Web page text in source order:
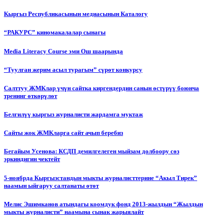
Кыргыз Республикасынын медиасынын Каталогу
“РАКУРС” киномакалалар сынагы
Media Literacy Сourse эми Ош шаарында
“Туулган жерим асыл турагым” сүрөт конкурсу
Салттуу ЖМКлар үчүн сайтка киргендердин санын өстүрүү боюнча
тренинг өткөрүлөт
Белгилүү кыргыз журналисти жардамга муктаж
Сайты жок ЖМКларга сайт ачып беребиз
Бегайым Усенова: КСДП демилгелеген мыйзам долбоору сөз
эркиндигин чектейт
5-ноябрда Кыргызстандын мыкты журналисттерине “Акыл Тирек”
наамын ыйгаруу салтанаты өтөт
Мелис Эшимканов атындагы коомдук фонд 2013-жылдын “Жылдын
мыкты журналисти” наамына сынак жарыялайт